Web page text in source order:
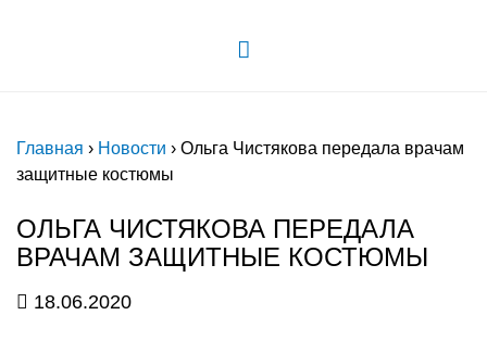
Главная › Новости › Ольга Чистякова передала врачам
защитные костюмы
ОЛЬГА ЧИСТЯКОВА ПЕРЕДАЛА
ВРАЧАМ ЗАЩИТНЫЕ КОСТЮМЫ
18.06.2020